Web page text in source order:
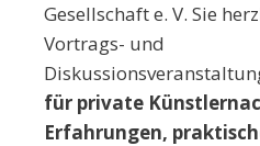
Gesellschaft e. V. Sie
Vortrags- und
für private
Erfahrungen,